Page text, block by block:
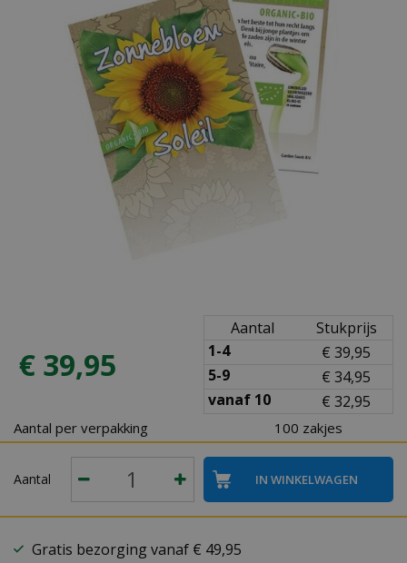
€ 39,95
Aantal
Stukprijs
1-4
€ 39,95
5-9
€ 34,95
vanaf 10
€ 32,95
Aantal per verpakking 100 zakjes
Aantal
Gratis bezorging vanaf € 49,95